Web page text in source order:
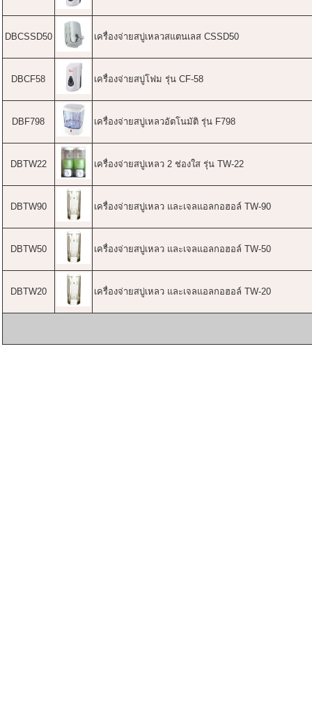
DBCSSD50 เครื่องจ่ายสบู่เหลวสแตนเลส CSSD50
DBCF58 เครื่องจ่ายสบู่โฟม รุ่น CF-58
DBF798 เครื่องจ่ายสบู่เหลวอัตโนมัติ รุ่น F798
DBTW22 เครื่องจ่ายสบู่เหลว 2 ช่องใส รุ่น TW-22
DBTW90 เครื่องจ่ายสบู่เหลว และเจลแอลกอฮอล์ TW-90
DBTW50 เครื่องจ่ายสบู่เหลว และเจลแอลกอฮอล์ TW-50
DBTW20 เครื่องจ่ายสบู่เหลว และเจลแอลกอฮอล์ TW-20